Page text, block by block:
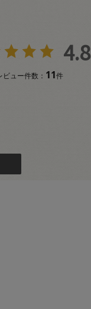
4.8
ビュー件数： 11件